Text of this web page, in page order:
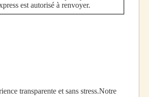
est autorisé à renvoyer.
transparente et sans stress.Notre